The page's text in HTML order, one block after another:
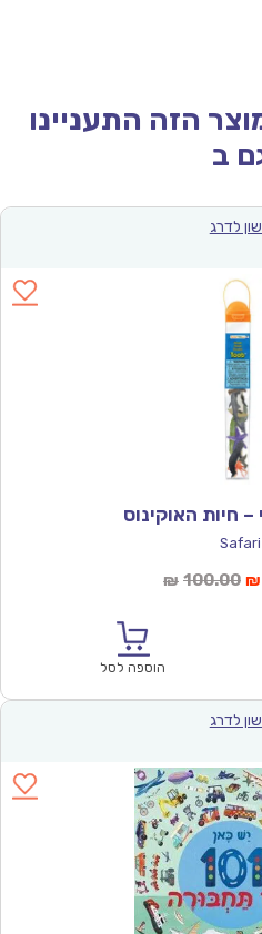
הזה התעניינו
ב
לדרג
חיות האוקינוס
Safari
₪ 100.00 ₪
הוספה לסל
לדרג